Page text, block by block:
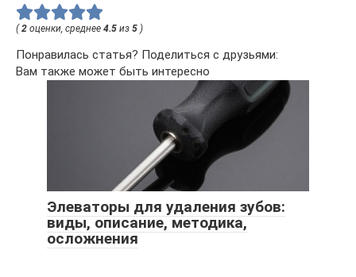
( 2 оценки, среднее 4.5 из 5 )
Понравилась статья? Поделиться с друзьями:
Вам также может быть интересно
Элеваторы для удаления зубов:
виды, описание, методика,
осложнения